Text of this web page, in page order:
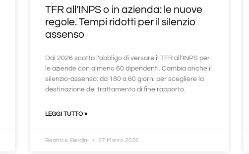
TFR all’INPS o in azienda: le nuove
regole. Tempi ridotti per il silenzio
assenso
Dal 2026 scatta l’obbligo di versare il TFR all’INPS per
le aziende con almeno 60 dipendenti. Cambia anche il
silenzio-assenso: da 180 a 60 giorni per scegliere la
destinazione del trattamento di fine rapporto.
LEGGI TUTTO »
Beatrice Elerdini 27 Marzo 2026